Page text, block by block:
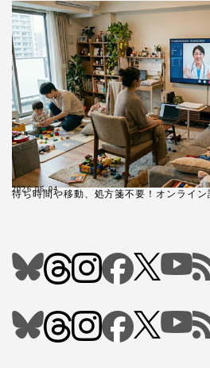
待ち時間や移動、処方箋不要！オンライ
2026.06.04